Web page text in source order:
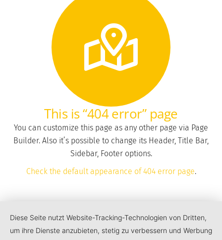
This is “404 error” page
You can customize this page as any other page via Page
Builder. Also it’s possible to change its Header, Title Bar,
Sidebar, Footer options.
Check the default appearance of 404 error page.
Diese Seite nutzt Website-Tracking-Technologien von Dritten,
um ihre Dienste anzubieten, stetig zu verbessern und Werbung